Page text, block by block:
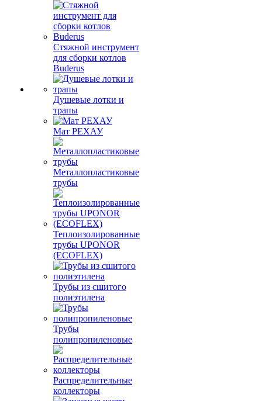
Стяжной инструмент
для сборки котлов
Buderus
Душевые лотки и
трапы
Мат РЕХАУ
Металлопластиковые
трубы
Теплоизолированные
трубы UPONOR
(ECOFLEX)
Трубы из сшитого
полиэтилена
Трубы
полипропиленовые
Распределительные
коллекторы